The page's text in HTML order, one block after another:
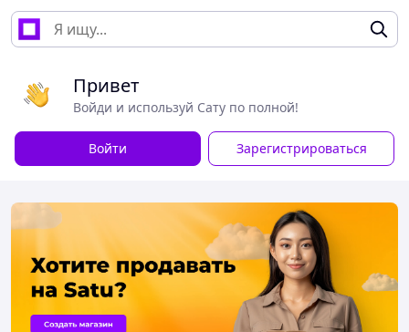
Привет
Войди и используй Сату по полной!
Войти Зарегистрироваться